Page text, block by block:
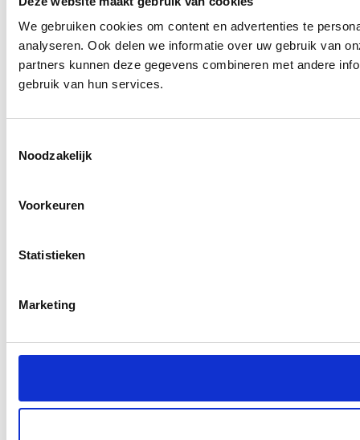
We gebruiken cookies om content en advertenties te
analyseren. Ook delen we informatie over uw gebruik van
partners kunnen deze gegevens combineren met andere
gebruik van hun services.
Noodzakelijk
Voorkeuren
Statistieken
Marketing